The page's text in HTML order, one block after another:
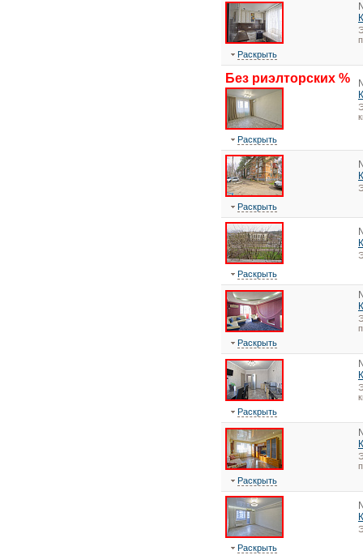
Раскрыть
Без риэлторских %
Раскрыть
Раскрыть
Раскрыть
Раскрыть
Раскрыть
Раскрыть
Раскрыть